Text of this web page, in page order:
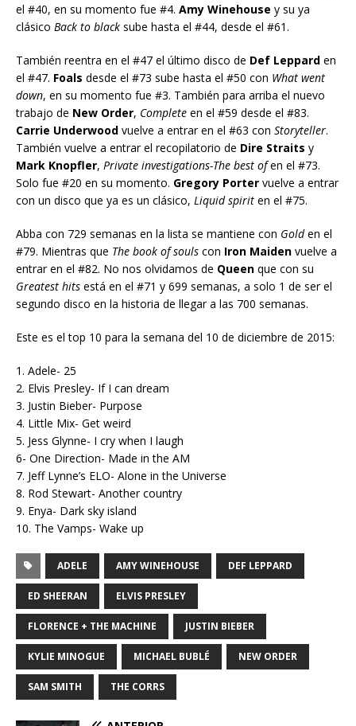
el #40, en su momento fue #4. Amy Winehouse y su ya
clásico Back to black sube hasta el #44, desde el #61.
También reentra en el #47 el último disco de Def Leppard en
el #47. Foals desde el #73 sube hasta el #50 con What went
down, en su momento fue #3. También para arriba el nuevo
trabajo de New Order, Complete en el #59 desde el #83.
Carrie Underwood vuelve a entrar en el #63 con Storyteller.
También vuelve a entrar el recopilatorio de Dire Straits y
Mark Knopfler, Private investigations-The best ofen el #73.
Solo fue #20 en su momento. Gregory Porter vuelve a entrar
con un disco que ya es un clásico, Liquid spirit en el #75.
Abba con 729 semanas en la lista se mantiene con Golden el
#79. Mientras que The book of souls con Iron Maiden vuelve a
entrar en el #82. No nos olvidamos de Queen que con su
Greatest hits está en el #71 y 699 semanas, a solo 1 de ser el
segundo disco en la historia de llegar a las 700 semanas.
Este es el top 10 para la semana del 10 de diciembre de 2015:
1. Adele- 25
2. Elvis Presley- If I can dream
3. Justin Bieber- Purpose
4. Little Mix- Get weird
5. Jess Glynne- I cry when I laugh
6- One Direction- Made in the AM
7. Jeff Lynne’s ELO- Alone in the Universe
8. Rod Stewart- Another country
9. Enya- Dark sky island
10. The Vamps- Wake up
ADELE AMY WINEHOUSE DEF LEPPARD
ED SHEERAN ELVIS PRESLEY
FLORENCE + THE MACHINE JUSTIN BIEBER
KYLIE MINOGUE MICHAEL BUBLÉ NEW ORDER
SAM SMITH THE CORRS